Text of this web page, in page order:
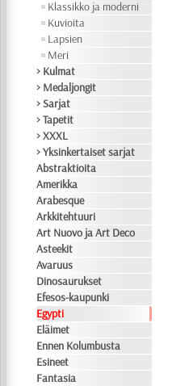
Klassikko ja moderni
Kuvioita
Lapsien
Meri
> Kulmat
> Medaljongit
> Sarjat
> Tapetit
> XXXL
> Yksinkertaiset sarjat
Abstraktioita
Amerikka
Arabesque
Arkkitehtuuri
Art Nuovo ja Art Deco
Asteekit
Avaruus
Dinosaurukset
Efesos-kaupunki
Egypti
Eläimet
Ennen Kolumbusta
Esineet
Fantasia